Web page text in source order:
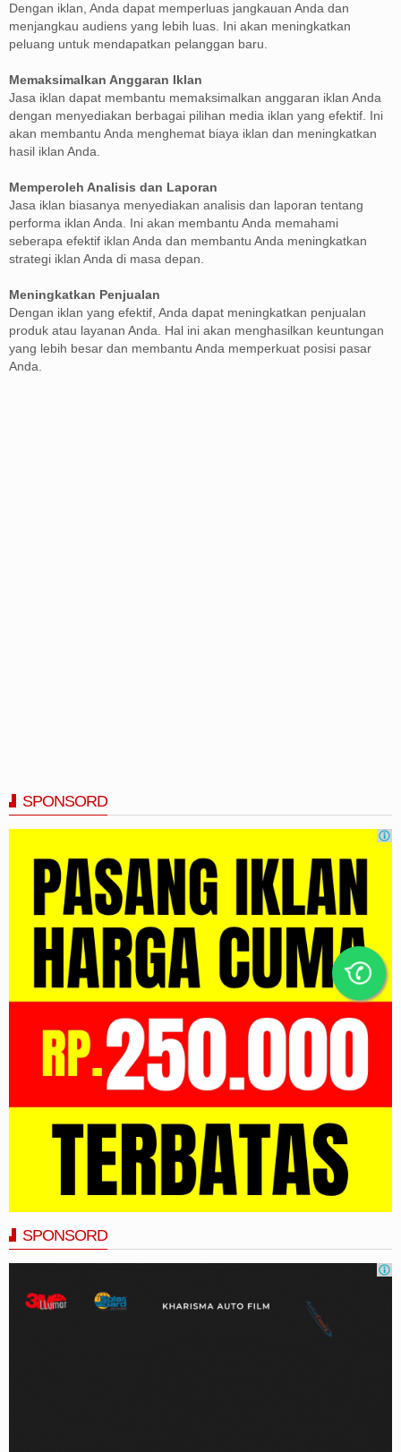
Dengan iklan, Anda dapat memperluas jangkauan Anda dan
menjangkau audiens yang lebih luas. Ini akan meningkatkan
peluang untuk mendapatkan pelanggan baru.
Memaksimalkan Anggaran Iklan
Jasa iklan dapat membantu memaksimalkan anggaran iklan Anda
dengan menyediakan berbagai pilihan media iklan yang efektif. Ini
akan membantu Anda menghemat biaya iklan dan meningkatkan
hasil iklan Anda.
Memperoleh Analisis dan Laporan
Jasa iklan biasanya menyediakan analisis dan laporan tentang
performa iklan Anda. Ini akan membantu Anda memahami
seberapa efektif iklan Anda dan membantu Anda meningkatkan
strategi iklan Anda di masa depan.
Meningkatkan Penjualan
Dengan iklan yang efektif, Anda dapat meningkatkan penjualan
produk atau layanan Anda. Hal ini akan menghasilkan keuntungan
yang lebih besar dan membantu Anda memperkuat posisi pasar
Anda.
SPONSORD
SPONSORD